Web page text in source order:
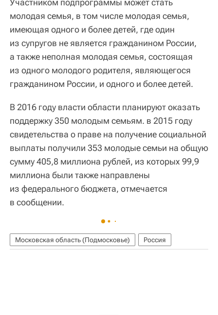
Участником подпрограммы может стать
молодая семья, в том числе молодая семья,
имеющая одного и более детей, где один
из супругов не является гражданином России,
а также неполная молодая семья, состоящая
из одного молодого родителя, являющегося
гражданином России, и одного и более детей.
В 2016 году власти области планируют оказать
поддержку 350 молодым семьям. в 2015 году
свидетельства о праве на получение социальной
выплаты получили 353 молодые семьи на общую
сумму 405,8 миллиона рублей, из которых 99,9
миллиона были также направлены
из федерального бюджета, отмечается
в сообщении.
Московская область (Подмосковье) Россия